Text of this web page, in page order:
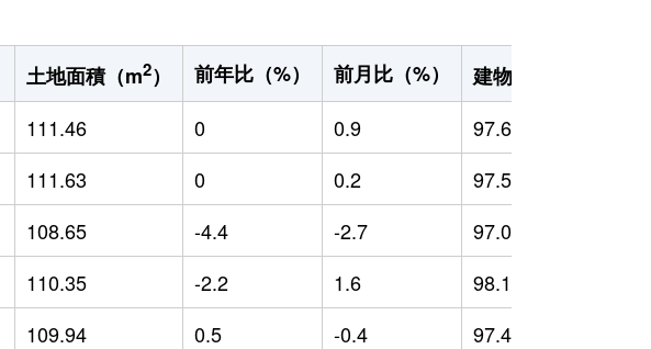
土地面積（m2） 前年比（%） 前月比（%） 建物面積（m
111.46 0 0.9 97.68
111.63 0 0.2 97.51
108.65 -4.4 -2.7 97.08
110.35 -2.2 1.6 98.12
109.94 0.5 -0.4 97.42